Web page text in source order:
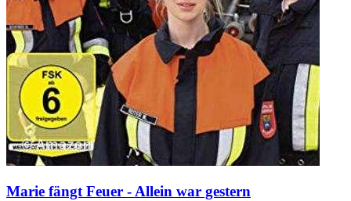
Marie fängt Feuer - Allein war gestern